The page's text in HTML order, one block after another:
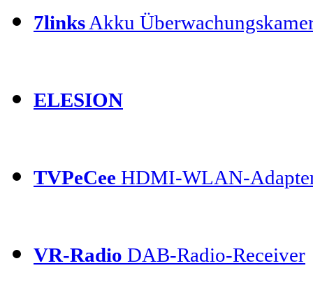
7links Akku
ELESION
TVPeCee HDMI-WLAN-
VR-Radio DAB-Radio-Receiver